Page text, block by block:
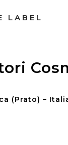
LABEL
(Prato) –